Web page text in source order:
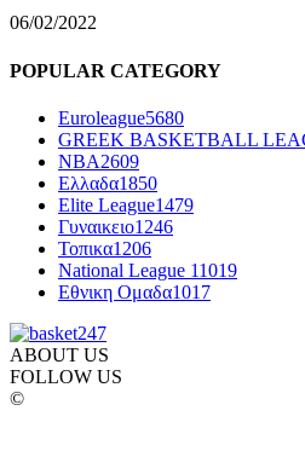
06/02/2022
POPULAR CATEGORY
Euroleague5680
GREEK BASKETBALL
NBA2609
Ελλαδα1850
Elite League1479
Γυναικειο1246
Τοπικα1206
National League 11019
Εθνικη Ομαδα1017
ABOUT US
FOLLOW US
©